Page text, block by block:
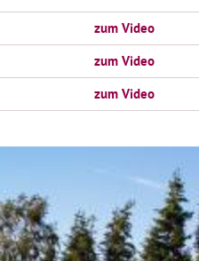
zum Video
zum Video
zum Video